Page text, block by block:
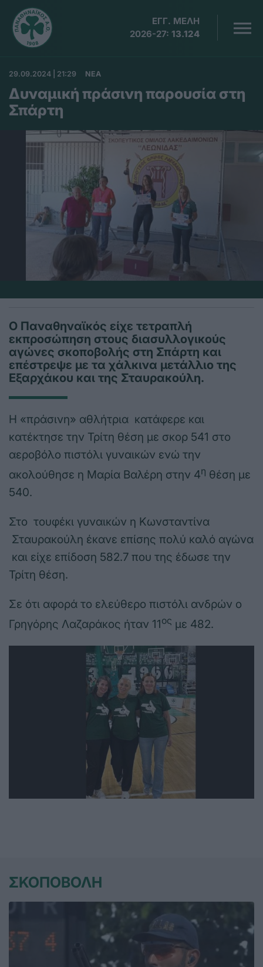
ΕΓΓ. ΜΕΛΗ
2026-27: 13.124
29.09.2024 | 21:29 ΝΕΑ
Δυναμική πράσινη παρουσία στη
Σπάρτη
Ο Παναθηναϊκός είχε τετραπλή
εκπροσώπηση στους διασυλλογικούς
αγώνες σκοποβολής στη Σπάρτη και
επέστρεψε με τα χάλκινα μετάλλιο της
Εξαρχάκου και της Σταυρακούλη.
Η «πράσινη» αθλήτρια κατάφερε και
κατέκτησε την Τρίτη θέση με σκορ 541 στο
αεροβόλο πιστόλι γυναικών ενώ την
ακολούθησε η Μαρία Βαλέρη στην 4η θέση με
540.
Στο τουφέκι γυναικών η Κωνσταντίνα
Σταυρακούλη έκανε επίσης πολύ καλό αγώνα
και είχε επίδοση 582.7 που της έδωσε την
Τρίτη θέση.
Σε ότι αφορά το ελεύθερο πιστόλι ανδρών ο
Γρηγόρης Λαζαράκος ήταν 11ος με 482.
ΣΚΟΠΟΒΟΛΗ